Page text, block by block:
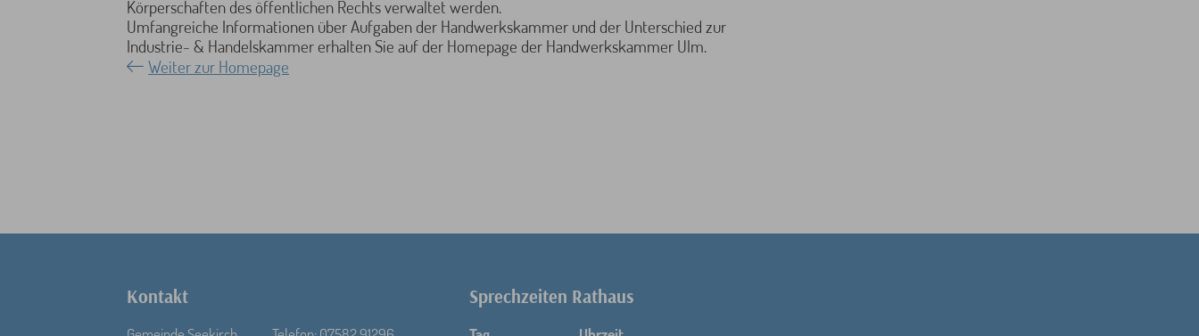
Körperschaften des öffentlichen Rechts verwaltet werden.
Umfangreiche Informationen über Aufgaben der Handwerkskammer und der Unterschied zur
Industrie- & Handelskammer erhalten Sie auf der Homepage der Handwerkskammer Ulm.
Weiter zur Homepage
Kontakt Sprechzeiten Rathaus